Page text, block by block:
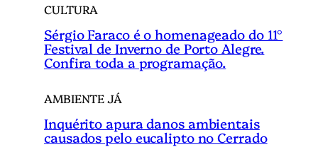
CULTURA
Sérgio Faraco é o homenageado do 11°
Festival de Inverno de Porto Alegre.
Confira toda a programação.
AMBIENTE JÁ
Inquérito apura danos ambientais
causados pelo eucalipto no Cerrado